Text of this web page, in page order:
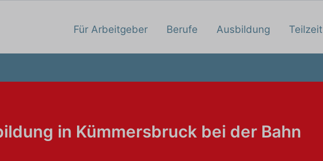
Für Arbeitgeber Berufe Ausbildung Teilzeit
in Kümmersbruck bei der Bahn